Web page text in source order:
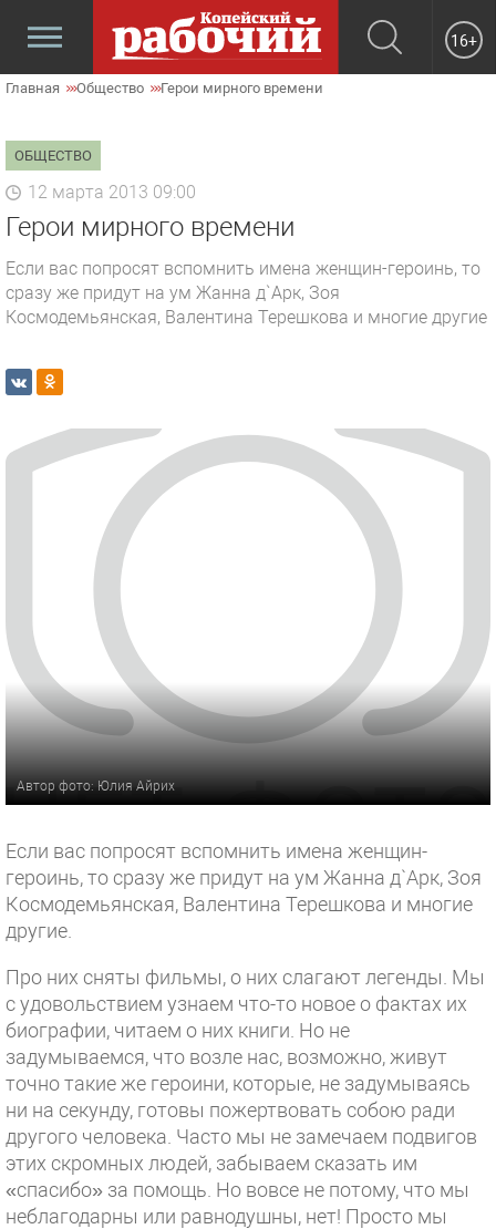
16+
Главная Общество Герои мирного времени
ОБЩЕСТВО
12 марта 2013 09:00
Герои мирного времени
Если вас попросят вспомнить имена женщин-героинь, то
сразу же придут на ум Жанна д`Арк, Зоя
Космодемьянская, Валентина Терешкова и многие другие
Автор фото: Юлия Айрих
Если вас попросят вспомнить имена женщин-
героинь, то сразу же придут на ум Жанна д`Арк, Зоя
Космодемьянская, Валентина Терешкова и многие
другие.
Про них сняты фильмы, о них слагают легенды. Мы
с удовольствием узнаем что-то новое о фактах их
биографии, читаем о них книги. Но не
задумываемся, что возле нас, возможно, живут
точно такие же героини, которые, не задумываясь
ни на секунду, готовы пожертвовать собою ради
другого человека. Часто мы не замечаем подвигов
этих скромных людей, забываем сказать им
«спасибо» за помощь. Но вовсе не потому, что мы
неблагодарны или равнодушны, нет! Просто мы